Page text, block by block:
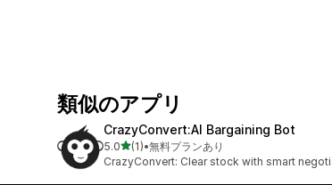
類似のアプリ
CrazyConvert:AI Bargaining Bot
5.05つ星中
(1)
合計レビュー数：1件
•無料プランあり
CrazyConvert: Clear stock with smart